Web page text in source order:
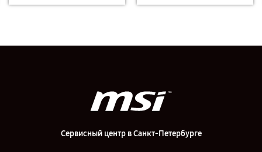
Сервисный центр в Санкт-Петербурге